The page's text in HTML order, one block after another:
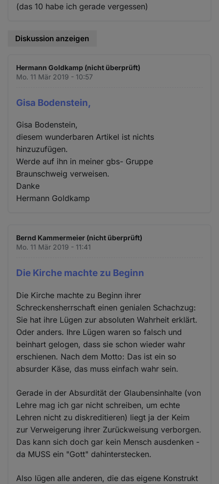
(das 10 habe ich gerade vergessen)
Diskussion anzeigen
Hermann Goldkamp (nicht überprüft)
Mo. 11 Mär 2019 - 10:57
Gisa Bodenstein,
Gisa Bodenstein,
diesem wunderbaren Artikel ist nichts
hinzuzufügen.
Werde auf ihn in meiner gbs- Gruppe
Braunschweig verweisen.
Danke
Hermann Goldkamp
Bernd Kammermeier (nicht überprüft)
Mo. 11 Mär 2019 - 11:41
Die Kirche machte zu Beginn
Die Kirche machte zu Beginn ihrer
Schreckensherrschaft einen genialen Schachzug:
Sie hat ihre Lügen zur absoluten Wahrheit erklärt.
Oder anders. Ihre Lügen waren so falsch und
beinhart gelogen, dass sie schon wieder wahr
erschienen. Nach dem Motto: Das ist ein so
absurder Käse, das muss einfach wahr sein.
Gerade in der Absurdität der Glaubensinhalte (von
Lehre mag ich gar nicht schreiben, um echte
Lehren nicht zu diskreditieren) liegt ja der Keim
zur Verweigerung ihrer Zurückweisung verborgen.
Das kann sich doch gar kein Mensch ausdenken -
da MUSS ein "Gott" dahinterstecken.
Also lügen alle anderen, die das eigene Konstrukt